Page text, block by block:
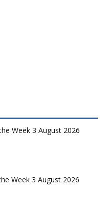
Week 3 August 2026
Week 3 August 2026